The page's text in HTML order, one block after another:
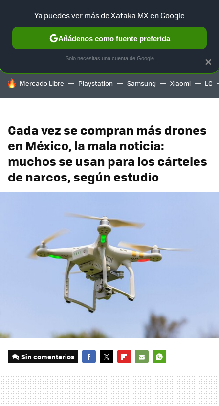
SELECCIÓN GAMING HOME AUTO TERRITORIO
HOY SE HABLA DE
Mercado Libre Playstation Samsung Xiaomi LG
Cada vez se compran más drones
en México, la mala noticia:
muchos se usan para los cárteles
de narcos, según estudio
Sin comentarios
MAIL
×
Ya puedes ver más de Xataka MX en Google
Añádenos como fuente preferida
Solo necesitas una cuenta de Google